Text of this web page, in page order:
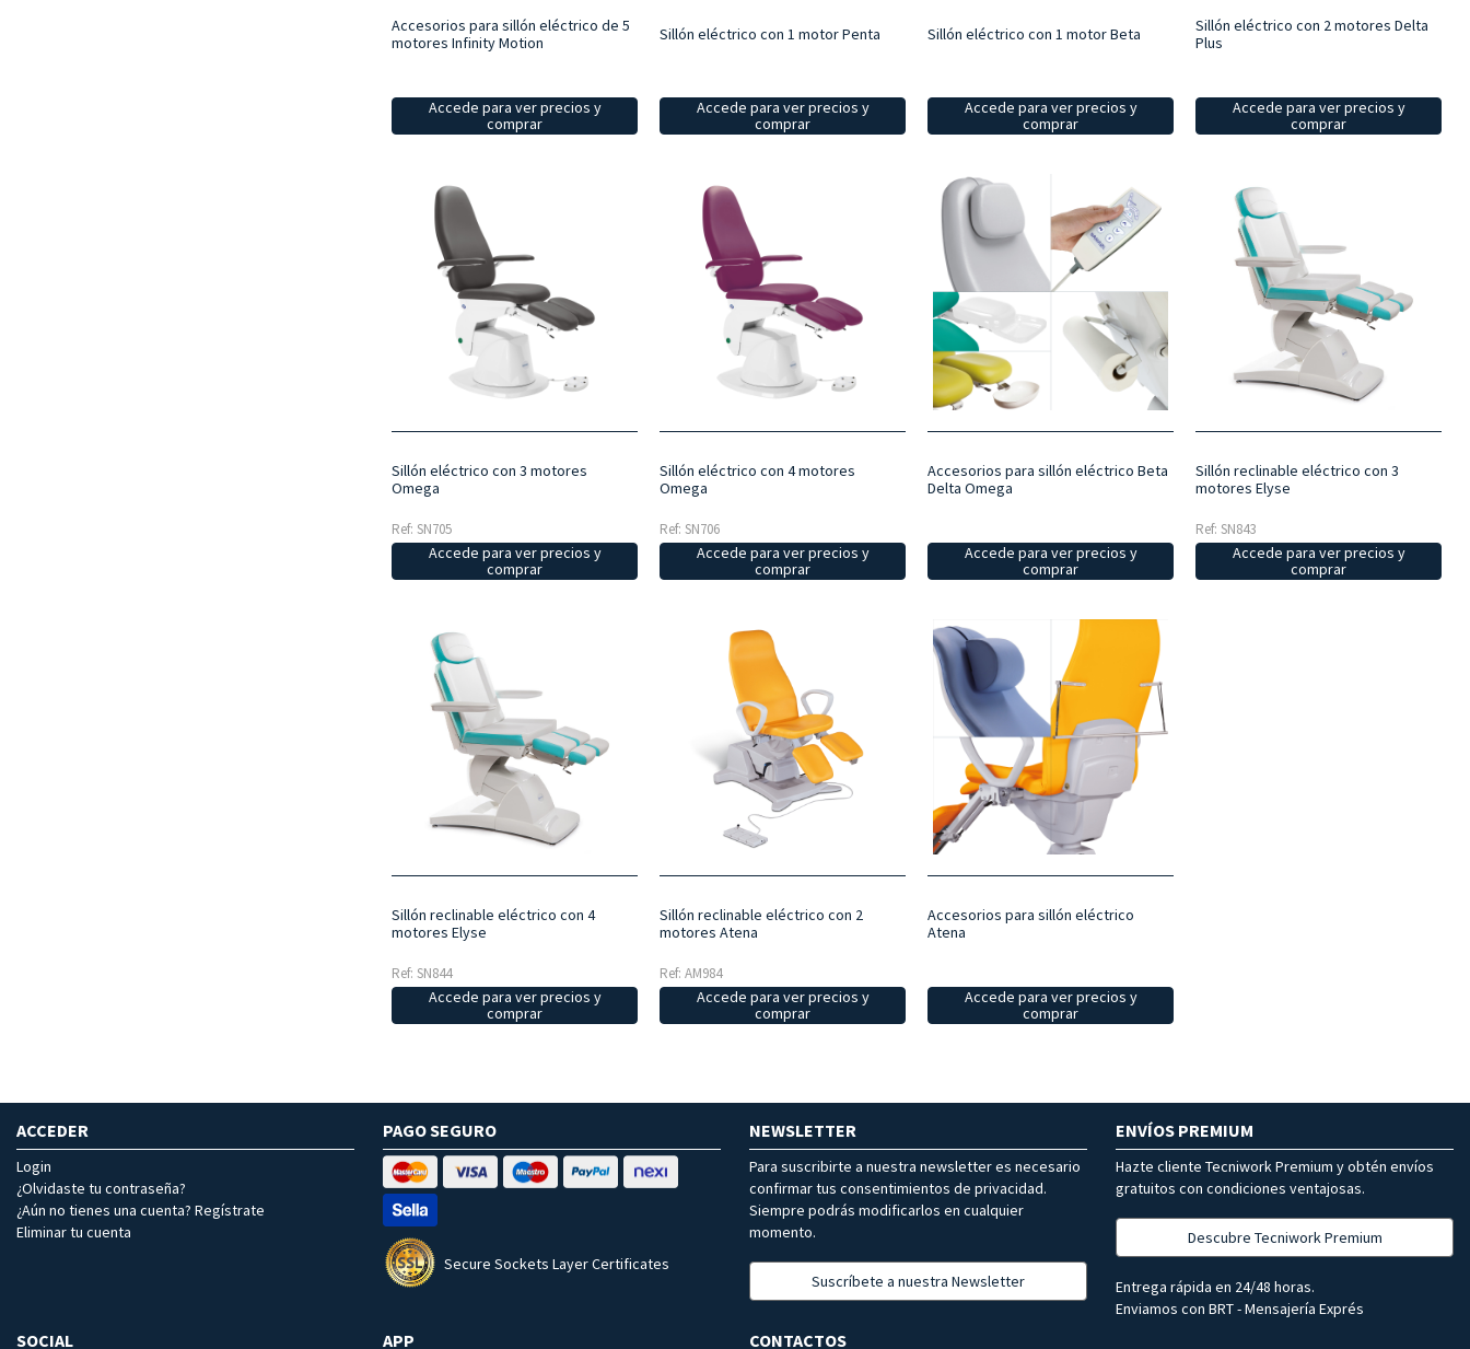
Accesorios para sillón eléctrico de 5
motores Infinity Motion
Accede para ver precios y
comprar
Sillón eléctrico con 1 motor Penta
Accede para ver precios y
comprar
Sillón eléctrico con 1 motor Beta
Accede para ver precios y
comprar
Sillón eléctrico con 2 motores Delta
Plus
Accede para ver precios y
comprar
Sillón eléctrico con 3 motores
Omega
Ref: SN705
Accede para ver precios y
comprar
Sillón eléctrico con 4 motores
Omega
Ref: SN706
Accede para ver precios y
comprar
Accesorios para sillón eléctrico Beta
Delta Omega
Accede para ver precios y
comprar
Sillón reclinable eléctrico con 3
motores Elyse
Ref: SN843
Accede para ver precios y
comprar
Sillón reclinable eléctrico con 4
motores Elyse
Ref: SN844
Accede para ver precios y
comprar
Sillón reclinable eléctrico con 2
motores Atena
Ref: AM984
Accede para ver precios y
comprar
Accesorios para sillón eléctrico
Atena
Accede para ver precios y
comprar
ACCEDER
Login
¿Olvidaste tu contraseña?
¿Aún no tienes una cuenta? Regístrate
Eliminar tu cuenta
PAGO SEGURO
Secure Sockets Layer Certificates
NEWSLETTER
Para suscribirte a nuestra newsletter es necesario
confirmar tus consentimientos de privacidad.
Siempre podrás modificarlos en cualquier
momento.
Suscríbete a nuestra Newsletter
ENVÍOS PREMIUM
Hazte cliente Tecniwork Premium y obtén envíos
gratuitos con condiciones ventajosas.
Descubre Tecniwork Premium
Entrega rápida en 24/48 horas.
Enviamos con BRT - Mensajería Exprés
SOCIAL APP CONTACTOS